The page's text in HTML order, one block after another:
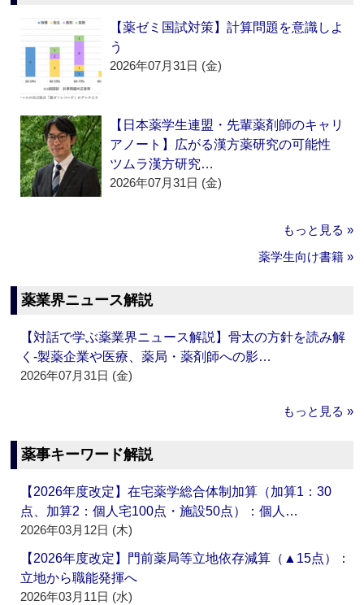
【薬ゼミ国試対策】計算問題を意識しよ
う
2026年07月31日 (金)
【日本薬学生連盟・先輩薬剤師のキャリ
アノート】広がる漢方薬研究の可能性
ツムラ漢方研究…
2026年07月31日 (金)
もっと見る »
薬学生向け書籍 »
薬業界ニュース解説
【対話で学ぶ薬業界ニュース解説】骨太の方針を読み解
く‐製薬企業や医療、薬局・薬剤師への影…
2026年07月31日 (金)
もっと見る »
薬事キーワード解説
【2026年度改定】在宅薬学総合体制加算（加算1：30
点、加算2：個人宅100点・施設50点）：個人…
2026年03月12日 (木)
【2026年度改定】門前薬局等立地依存減算（▲15点）：
立地から職能発揮へ
2026年03月11日 (水)